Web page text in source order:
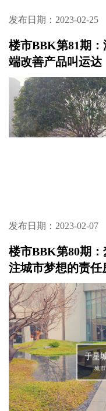
发布日期：2023-02-25
楼市BBK第81期
端改善产品叫运达
发布日期：2023-02-07
楼市BBK第80期
注城市梦想的责任